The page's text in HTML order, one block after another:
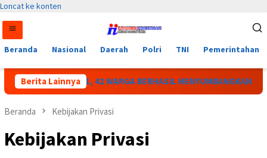
Loncat ke konten
Beranda Nasional Daerah Polri TNI Pemerintahan
Berita Lainnya
HUT RI KE-81, 42 WARGA BERHASIL MENYUMBANGKAN
Beranda Kebijakan Privasi
Kebijakan Privasi